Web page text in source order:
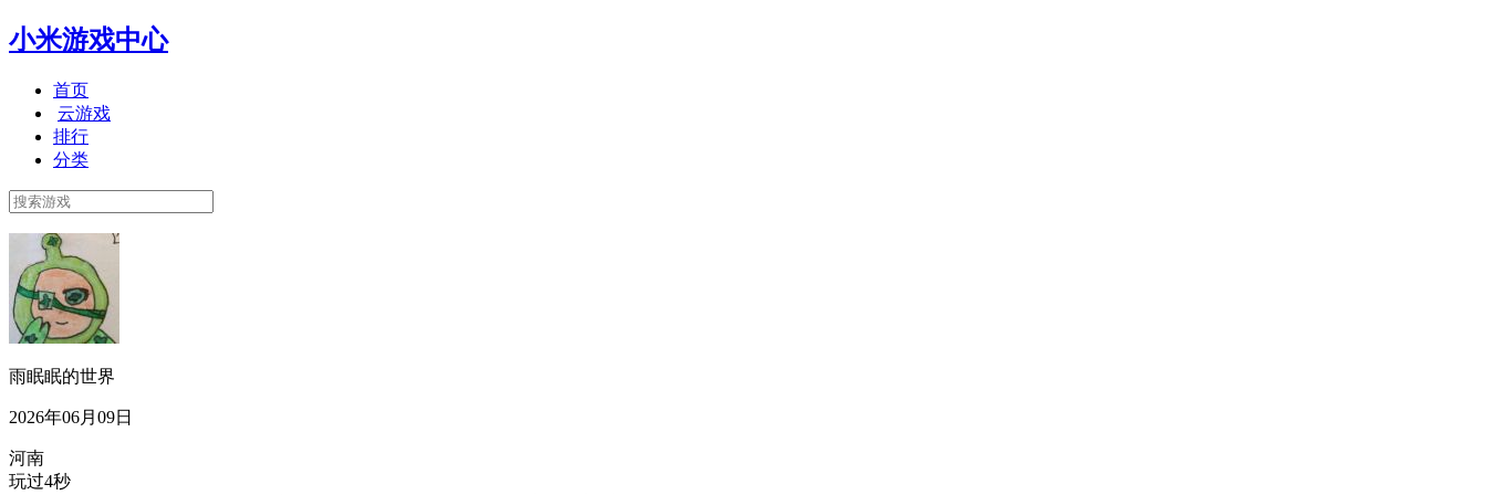
小米游戏中心
首页
云游戏
排行
分类
雨眠眠的世界
2026年06月09日
河南
玩过4秒